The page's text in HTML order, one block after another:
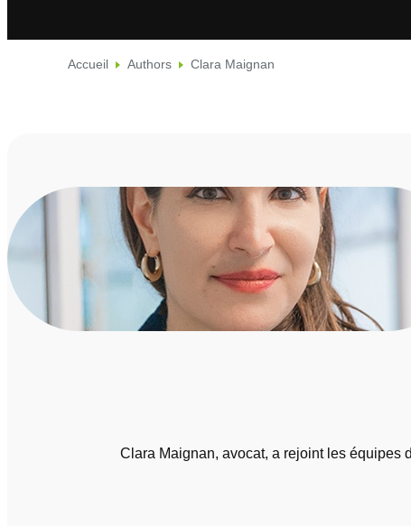
Accueil Authors Clara Maignan
Clara Maignan, avocat, a rejoint les équipes